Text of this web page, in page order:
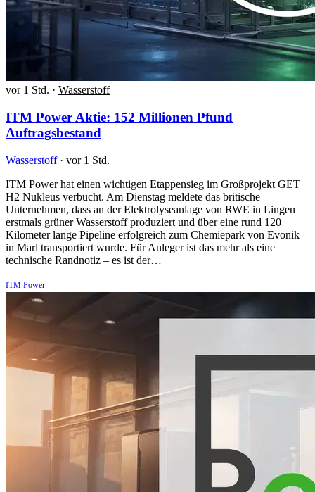
vor 1 Std. · Wasserstoff
ITM Power Aktie: 152 Millionen Pfund
Auftragsbestand
Wasserstoff · vor 1 Std.
ITM Power hat einen wichtigen Etappensieg im Großprojekt GET
H2 Nukleus verbucht. Am Dienstag meldete das britische
Unternehmen, dass an der Elektrolyseanlage von RWE in Lingen
erstmals grüner Wasserstoff produziert und über eine rund 120
Kilometer lange Pipeline erfolgreich zum Chemiepark von Evonik
in Marl transportiert wurde. Für Anleger ist das mehr als eine
technische Randnotiz – es ist der…
ITM Power